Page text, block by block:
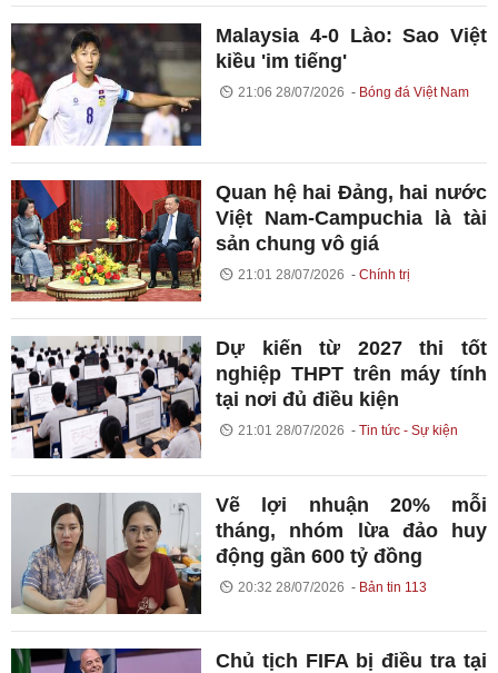
Malaysia 4-0 Lào: Sao Việt
kiều 'im tiếng'
21:06 28/07/2026 Bóng đá Việt Nam
Quan hệ hai Đảng, hai nước
Việt Nam-Campuchia là tài
sản chung vô giá ​
21:01 28/07/2026 Chính trị
Dự kiến từ 2027 thi tốt
nghiệp THPT trên máy tính
tại nơi đủ điều kiện
21:01 28/07/2026 Tin tức - Sự kiện
Vẽ lợi nhuận 20% mỗi
tháng, nhóm lừa đảo huy
động gần 600 tỷ đồng
20:32 28/07/2026 Bản tin 113
Chủ tịch FIFA bị điều tra tại